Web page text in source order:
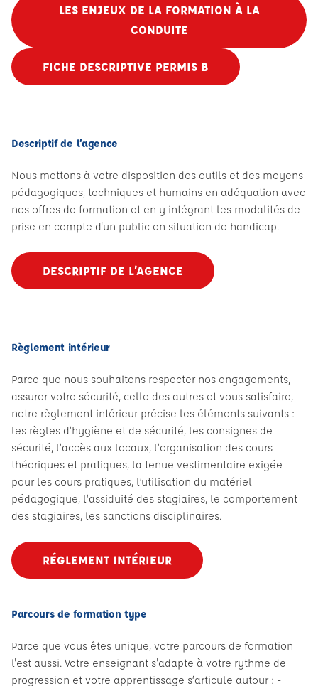
LES ENJEUX DE LA FORMATION À LA
CONDUITE
FICHE DESCRIPTIVE PERMIS B
Descriptif de l’agence
Nous mettons à votre disposition des outils et des moyens
pédagogiques, techniques et humains en adéquation avec
nos offres de formation et en y intégrant les modalités de
prise en compte d'un public en situation de handicap.
DESCRIPTIF DE L’AGENCE
Règlement intérieur
Parce que nous souhaitons respecter nos engagements,
assurer votre sécurité, celle des autres et vous satisfaire,
notre règlement intérieur précise les éléments suivants :
les règles d’hygiène et de sécurité, les consignes de
sécurité, l’accès aux locaux, l’organisation des cours
théoriques et pratiques, la tenue vestimentaire exigée
pour les cours pratiques, l’utilisation du matériel
pédagogique, l’assiduité des stagiaires, le comportement
des stagiaires, les sanctions disciplinaires.
RÉGLEMENT INTÉRIEUR
Parcours de formation type
Parce que vous êtes unique, votre parcours de formation
l'est aussi. Votre enseignant s'adapte à votre rythme de
progression et votre apprentissage s’articule autour : -